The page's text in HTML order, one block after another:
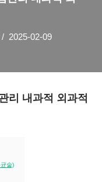
2025-02-09
리 내과적 외과적
술)